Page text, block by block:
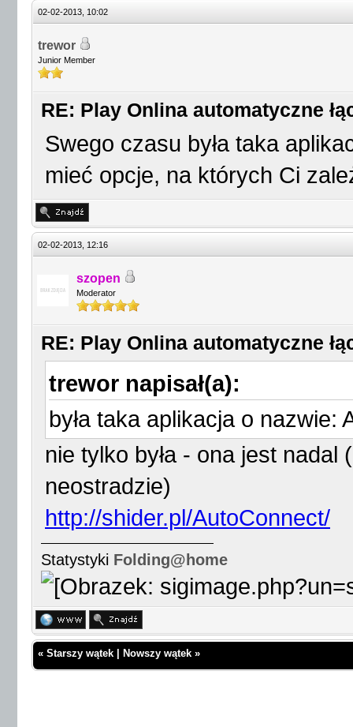
02-02-2013, 10:02
trewor
Junior Member
RE: Play Onlina automatyczne
Swego czasu była taka
mieć opcje, na których Ci
02-02-2013, 12:16
szopen
Moderator
RE: Play Onlina automatyczne
trewor napisał(a):
była taka aplikacja o nazwie:
nie tylko była - ona jest nadal
neostradzie)
http://shider.pl/AutoConnect/
Statystyki Folding@home
« Starszy wątek Nowszy wątek »